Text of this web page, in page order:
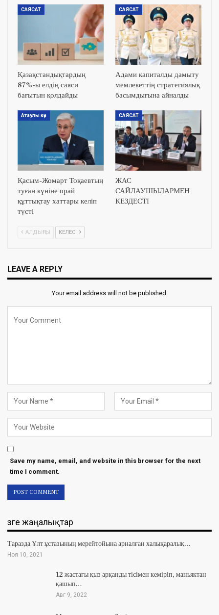
САЯСАТ
Қазақстандықтардың
87%-ы елдің саяси
бағытын қолдайды
САЯСАТ
Адами капиталды дамыту
мемлекеттің стратегиялық
басымдығына айналды
Атаулы күн
Қасым-Жомарт Тоқаевтың
туған күніне орай
құттықтау хаттары келіп
түсті
САЯСАТ
ЖАС
САЙЛАУШЫЛАРМЕН
КЕЗДЕСТІ
АЛДЫҢҒЫ КЕЛЕСІ
LEAVE A REPLY
Your email address will not be published.
Save my name, email, and website in this browser for the next
time I comment.
Өзге жаңалықтар
Таразда Ұлт ұстазының мерейтойына арналған халықаралық…
Ноя 10, 2021
12 жастағы қыз арқанды тісімен кеміріп, маньяктан
қашып…
Авг 9, 2022